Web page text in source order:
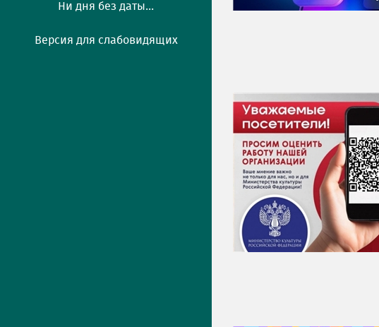
Ни дня без даты...
Версия для слабовидящих